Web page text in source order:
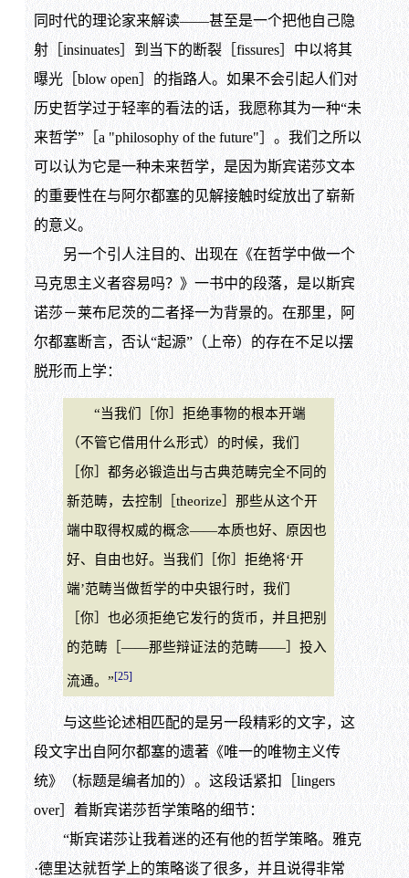
同时代的理论家来解读——甚至是一个把他自己隐
射［insinuates］到当下的断裂［fissures］中以将其
曝光［blow open］的指路人。如果不会引起人们对
历史哲学过于轻率的看法的话，我愿称其为一种“未
来哲学”［a "philosophy of the future"］。我们之所以
可以认为它是一种未来哲学，是因为斯宾诺莎文本
的重要性在与阿尔都塞的见解接触时绽放出了崭新
的意义。
另一个引人注目的、出现在《在哲学中做一个
马克思主义者容易吗？》一书中的段落，是以斯宾
诺莎－莱布尼茨的二者择一为背景的。在那里，阿
尔都塞断言，否认“起源”（上帝）的存在不足以摆
脱形而上学：
“当我们［你］拒绝事物的根本开端
（不管它借用什么形式）的时候，我们
［你］都务必锻造出与古典范畴完全不同的
新范畴，去控制［theorize］那些从这个开
端中取得权威的概念——本质也好、原因也
好、自由也好。当我们［你］拒绝将‘开
端’范畴当做哲学的中央银行时，我们
［你］也必须拒绝它发行的货币，并且把别
的范畴［——那些辩证法的范畴——］投入
流通。”[25]
与这些论述相匹配的是另一段精彩的文字，这
段文字出自阿尔都塞的遗著《唯一的唯物主义传
统》（标题是编者加的）。这段话紧扣［lingers
over］着斯宾诺莎哲学策略的细节：
“斯宾诺莎让我着迷的还有他的哲学策略。雅克
·德里达就哲学上的策略谈了很多，并且说得非常